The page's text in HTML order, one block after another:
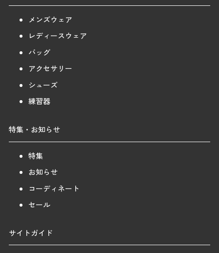
メンズウェア
レディースウェア
バッグ
アクセサリー
シューズ
練習器
特集・お知らせ
特集
お知らせ
コーディネート
セール
サイトガイド